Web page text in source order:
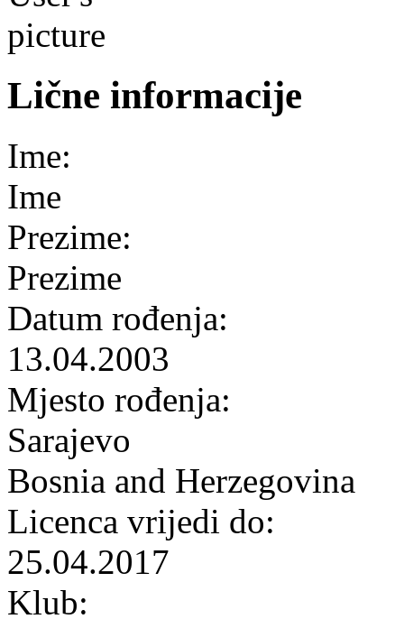
Lične informacije
Ime:
Ime
Prezime:
Prezime
Datum rođenja:
13.04.2003
Mjesto rođenja:
Sarajevo
Bosnia and Herzegovina
Licenca vrijedi do:
25.04.2017
Klub: